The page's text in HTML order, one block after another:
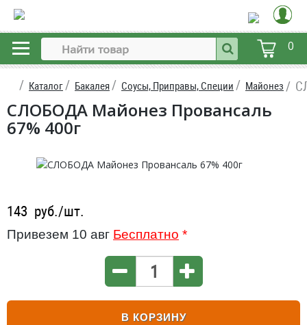
0
Каталог Бакалея Соусы, Приправы, Специи Майонез
СЛОБОДА Майонез Провансаль
67% 400г
143 руб./шт.
Привезем 10 авг Бесплатно *
В КОРЗИНУ